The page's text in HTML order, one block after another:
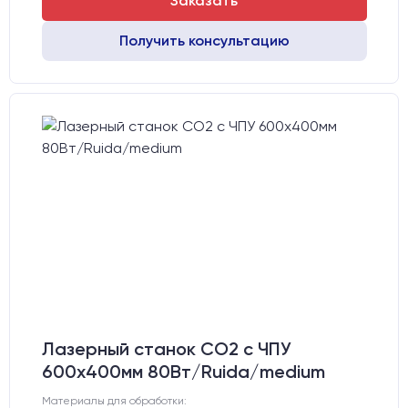
Получить консультацию
Лазерный станок CO2 c ЧПУ
600х400мм 80Вт/Ruida/medium
Материалы для обработки: